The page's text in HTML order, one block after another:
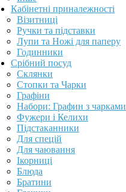
Кабінетні приналежності
Візитниці
Ручки та підставки
Лупи та Ножі для паперу
Годинники
Срібний посуд
Склянки
Стопки та Чарки
Графіни
Набори: Графин з чарками
Фужери і Келихи
Підстаканники
Для спецій
Для чаювання
Ікорниці
Блюда
Братини